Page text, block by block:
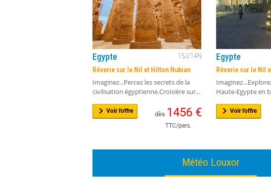
Egypte 15J/14N
Rêverie sur le Nil et Hilton Nubian
Imaginez...Percez les secrets de la
civilisation égyptienne.Croisière sur...
dès 1456€
TTC/pers.
Voir l'offre
Egypte
Rêverie sur le Nil
Haute-Egypte en
Voir l'offre
Météo Louxor